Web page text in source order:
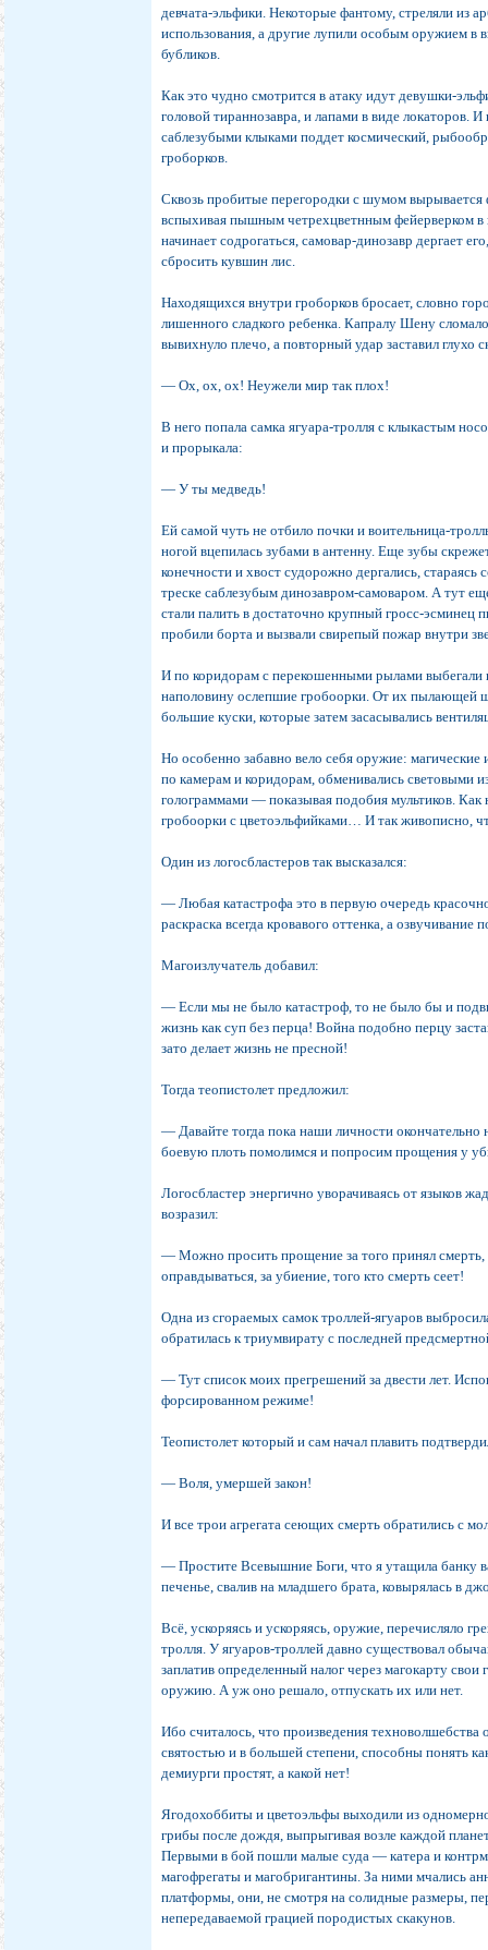
девчата-эльфики. Некоторые фантому, стреляли из
использования, а другие лупили особым оружием в
бубликов.
Как это чудно смотрится в атаку идут девушки-
головой тираннозавра, и лапами в виде локаторов. И
саблезубыми клыками поддет космический,
гроборков.
Сквозь пробитые перегородки с шумом вырывается
вспыхивая пышным четрехцветнным фейерверком в
начинает содрогаться, самовар-динозавр дергает
сбросить кувшин лис.
Находящихся внутри гроборков бросает, словно
лишенного сладкого ребенка. Капралу Шену
вывихнуло плечо, а повторный удар заставил глухо
— Ох, ох, ох! Неужели мир так плох!
В него попала самка ягуара-тролля с клыкастым
и прорыкала:
— У ты медведь!
Ей самой чуть не отбило почки и воительница-
ногой вцепилась зубами в антенну. Еще зубы
конечности и хвост судорожно дергались, стараясь
треске саблезубым динозавром-самоваром. А тут
стали палить в достаточно крупный гросс-
пробили борта и вызвали свирепый пожар внутри
И по коридорам с перекошенными рылами выбегали
наполовину ослепшие гробоорки. От их пылающей
большие куски, которые затем засасывались
Но особенно забавно вело себя оружие: магические
по камерам и коридорам, обменивались световыми
голограммами — показывая подобия мультиков. Как
гробоорки с цветоэльфийками… И так живописно,
Один из логосбластеров так высказался:
— Любая катастрофа это в первую очередь
раскраска всегда кровавого оттенка, а
Магоизлучатель добавил:
— Если мы не было катастроф, то не было бы и
жизнь как суп без перца! Война подобно перцу
зато делает жизнь не пресной!
Тогда теопистолет предложил:
— Давайте тогда пока наши личности окончательно
боевую плоть помолимся и попросим прощения у
Логосбластер энергично уворачиваясь от языков
возразил:
— Можно просить прощение за того принял смерть,
оправдываться, за убиение, того кто смерть сеет!
Одна из сгораемых самок троллей-ягуаров
обратилась к триумвирату с последней
— Тут список моих прегрешений за двести лет.
форсированном режиме!
Теопистолет который и сам начал плавить
— Воля, умершей закон!
И все трои агрегата сеющих смерть обратились с
— Простите Всевышние Боги, что я утащила банку
печенье, свалив на младшего брата, ковырялась в
Всё, ускоряясь и ускоряясь, оружие, перечисляло
тролля. У ягуаров-троллей давно существовал
заплатив определенный налог через магокарту
оружию. А уж оно решало, отпускать их или нет.
Ибо считалось, что произведения техноволшебства
святостью и в большей степени, способны понять
демиурги простят, а какой нет!
Ягодохоббиты и цветоэльфы выходили из
грибы после дождя, выпрыгивая возле каждой
Первыми в бой пошли малые суда — катера и
магофрегаты и магобригантины. За ними мчались
платформы, они, не смотря на солидные размеры,
непередаваемой грацией породистых скакунов.